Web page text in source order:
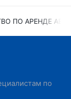
ПО АРЕНДЕ
по